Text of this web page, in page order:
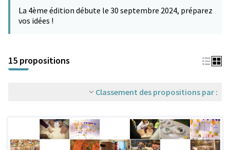
−
La 4ème édition débute le 30 septembre 2024, préparez
vos idées !
15 propositions
Classement des propositions par :